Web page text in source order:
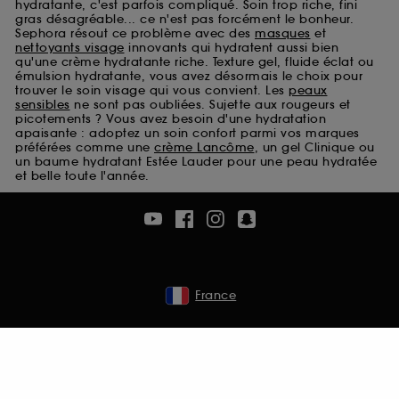
hydratante, c'est parfois compliqué. Soin trop riche, fini
gras désagréable... ce n'est pas forcément le bonheur.
Sephora résout ce problème avec des masques et
nettoyants visage innovants qui hydratent aussi bien
qu'une crème hydratante riche. Texture gel, fluide éclat ou
émulsion hydratante, vous avez désormais le choix pour
trouver le soin visage qui vous convient. Les peaux
sensibles ne sont pas oubliées. Sujette aux rougeurs et
picotements ? Vous avez besoin d'une hydratation
apaisante : adoptez un soin confort parmi vos marques
préférées comme une crème Lancôme, un gel Clinique ou
un baume hydratant Estée Lauder pour une peau hydratée
et belle toute l'année.
France
Cookies de sécurisation des paiements en ligne :
ils nous permettent de lutter notamment contre les
fraudes aux moyens de paiement et les
usurpations d’identité.
Cookies fonctionnels :il s’agit de cookies
permettant l’affichage et/ou la fourniture de
certaines fonctionnalités du site, tel que les
cookies d’authentification qui sont utilisés afin de
vous faire bénéficier de l’authentification
prolongée vous permettant d’accéder à votre
sans saisir à nouveau votre identifiant et mot de
A l'exception des cookies techniques, le dépôt et la
pouvez personnaliser vos choix concernant le dépôt